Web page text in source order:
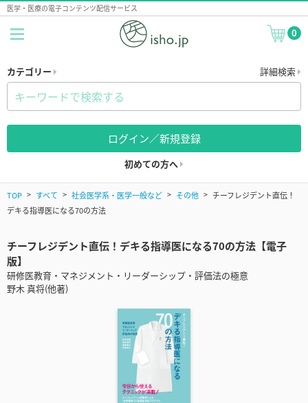
医学・医療の電子コンテンツ配信サービス
0
カテゴリー 詳細検索
ログイン／新規登録
初めての方へ
TOP すべて 社会医学系・医学一般など その他
チーフレジデント直伝！
デキる指導医になる70の方法
チーフレジデント直伝！デキる指導医になる70の方法【電子
版】
研修医教育・マネジメント・リーダーシップ・評価法の極意
野木 真将(他著)